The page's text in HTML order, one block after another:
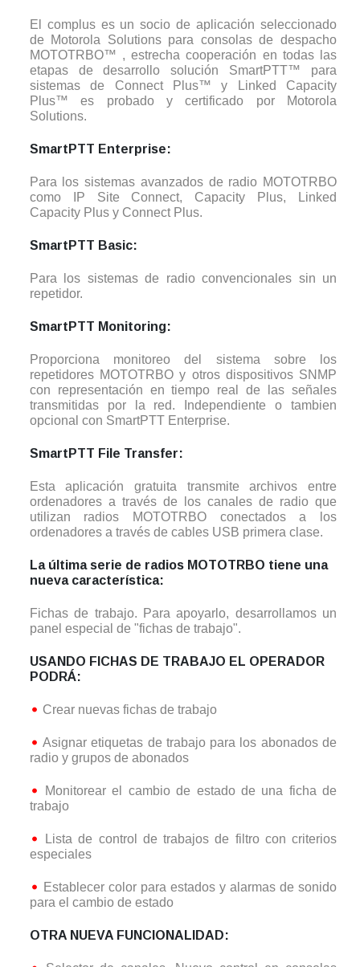
El complus es un socio de aplicación seleccionado
de Motorola Solutions para consolas de despacho
MOTOTRBO™ , estrecha cooperación en todas las
etapas de desarrollo solución SmartPTT™ para
sistemas de Connect Plus™ y Linked Capacity
Plus™ es probado y certificado por Motorola
Solutions.
SmartPTT Enterprise:
Para los sistemas avanzados de radio MOTOTRBO
como IP Site Connect, Capacity Plus, Linked
Capacity Plus y Connect Plus.
SmartPTT Basic:
Para los sistemas de radio convencionales sin un
repetidor.
SmartPTT Monitoring:
Proporciona monitoreo del sistema sobre los
repetidores MOTOTRBO y otros dispositivos SNMP
con representación en tiempo real de las señales
transmitidas por la red. Independiente o tambien
opcional con SmartPTT Enterprise.
SmartPTT File Transfer:
Esta aplicación gratuita transmite archivos entre
ordenadores a través de los canales de radio que
utilizan radios MOTOTRBO conectados a los
ordenadores a través de cables USB primera clase.
La última serie de radios MOTOTRBO tiene una
nueva característica:
Fichas de trabajo. Para apoyarlo, desarrollamos un
panel especial de "fichas de trabajo".
USANDO FICHAS DE TRABAJO EL OPERADOR
PODRÁ:
Crear nuevas fichas de trabajo
Asignar etiquetas de trabajo para los abonados de
radio y grupos de abonados
Monitorear el cambio de estado de una ficha de
trabajo
Lista de control de trabajos de filtro con criterios
especiales
Establecer color para estados y alarmas de sonido
para el cambio de estado
OTRA NUEVA FUNCIONALIDAD: